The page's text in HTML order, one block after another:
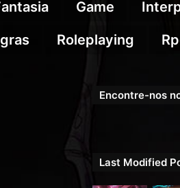
Game
Roleplaying
Encontre-nos
Last Modified